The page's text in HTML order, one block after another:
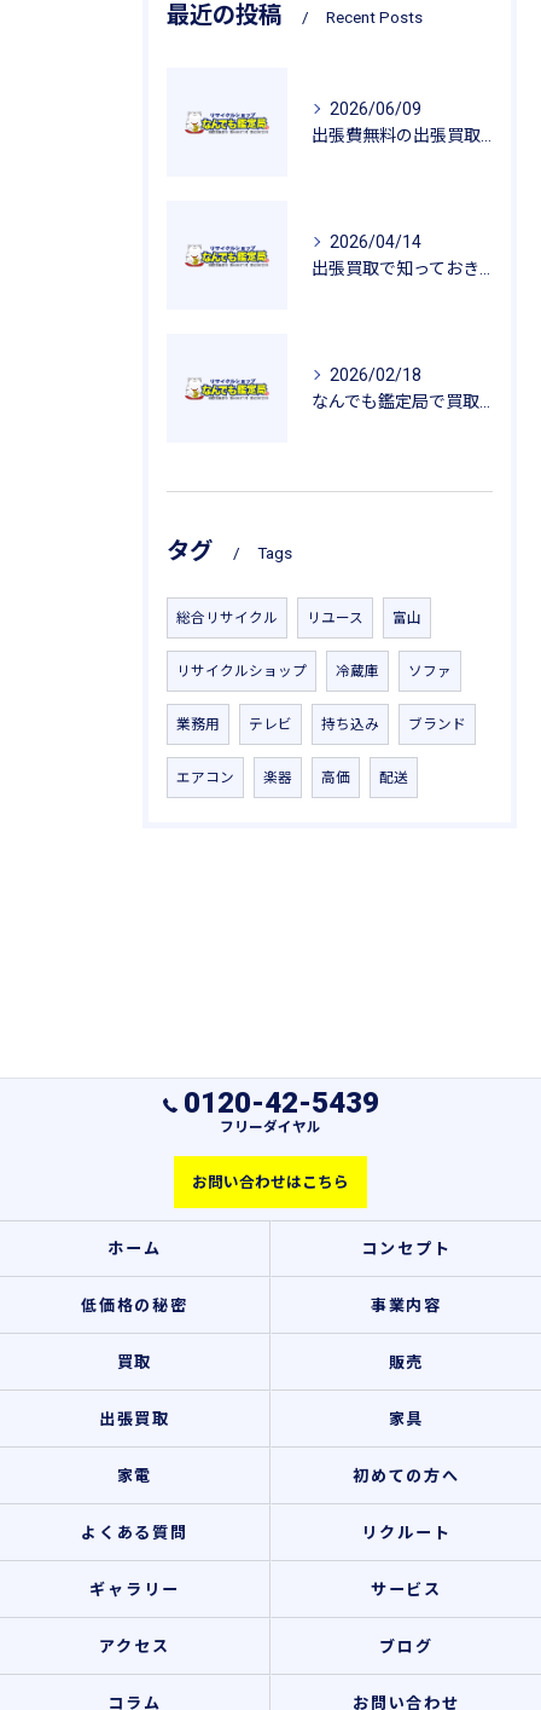
最近の投稿 Recent Posts
2026/06/09
2026/04/14
2026/02/18
タグ Tags
総合リサイクル リユース 富山
リサイクルショップ 冷蔵庫 ソファ
業務用 テレビ 持ち込み ブランド
エアコン 楽器 高価 配送
0120-42-5439
フリーダイヤル
お問い合わせはこちら
ホーム コンセプト
低価格の秘密 事業内容
買取 販売
出張買取 家具
家電 初めての方へ
よくある質問 リクルート
ギャラリー サービス
アクセス ブログ
コラム お問い合わせ